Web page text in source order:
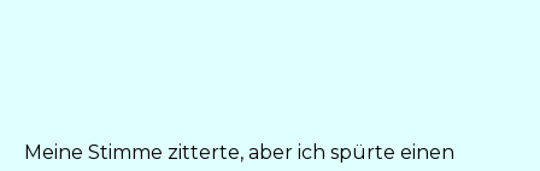
Meine Stimme zitterte, aber ich spürte einen